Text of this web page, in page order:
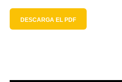
DESCARGA EL PDF